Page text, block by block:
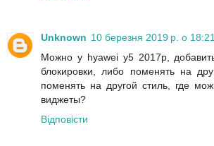
Unknown 10 березня 2019 р. о 18:21
Можно у hyawei y5 2017р,
блокировки, либо поменять на
поменять на другой стиль, где
виджеты?
Відповісти